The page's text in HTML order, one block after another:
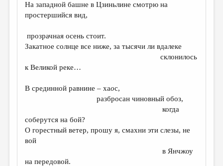
ПРОИЗВЕДЕНИЯ
КОНКУРСЫ
ДЕТСКАЯ КОМНАТА
СТРАНИЦЫ ПАМЯТИ
ОБЪЯВЛЕНИЯ
На западной башне в Цзиньлине смотрю на
простершийся вид,
прозрачная осень стоит.
Закатное солнце все ниже, за тысячи ли вдалеке
склонилось
к Великой реке…
В срединной равнине – хаос,
разбросан чиновный обоз,
когда
соберутся на бой?
О горестный ветер, прошу я, смахни эти слезы, не
вой
в Янчжоу
на передовой.